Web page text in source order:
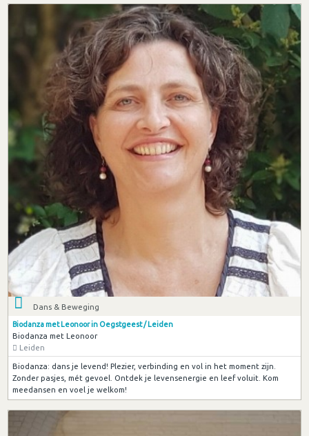
Dans & Beweging
Biodanza met Leonoor in Oegstgeest / Leiden
Biodanza met Leonoor
Leiden
Biodanza: dans je levend! Plezier, verbinding en vol in het moment zijn.
Zonder pasjes, mét gevoel. Ontdek je levensenergie en leef voluit. Kom
meedansen en voel je welkom!